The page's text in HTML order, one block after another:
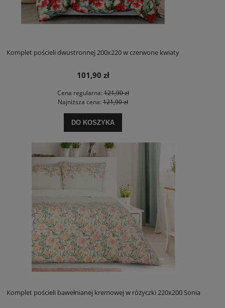
Komplet pościeli dwustronnej 200x220 w czerwone kwiaty
101,90 zł
Cena regularna:121,90 zł
Najniższa cena: 121,90 zł
DO KOSZYKA
Komplet pościeli bawełnianej kremowej w różyczki 220x200 Sonia